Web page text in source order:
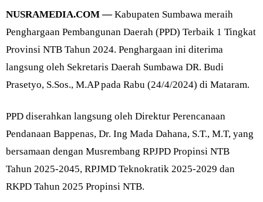
NUSRAMEDIA.COM —Kabupaten Sumbawa meraih
Penghargaan Pembangunan Daerah (PPD) Terbaik 1 Tingkat
Provinsi NTB Tahun 2024. Penghargaan ini diterima
langsung oleh Sekretaris Daerah Sumbawa DR. Budi
Prasetyo, S.Sos., M.AP pada Rabu (24/4/2024) di Mataram.
PPD diserahkan langsung oleh Direktur Perencanaan
Pendanaan Bappenas, Dr. Ing Mada Dahana, S.T., M.T, yang
bersamaan dengan Musrembang RPJPD Propinsi NTB
Tahun 2025-2045, RPJMD Teknokratik 2025-2029 dan
RKPD Tahun 2025 Propinsi NTB.